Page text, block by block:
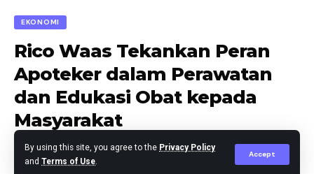
By using this site, you agree to the Privacy Policy
and Terms of Use.
Accept
EKONOMI
Rico Waas Tekankan Peran
Apoteker dalam Perawatan
dan Edukasi Obat kepada
Masyarakat